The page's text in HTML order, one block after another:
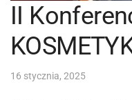
II
16 stycznia, 2025